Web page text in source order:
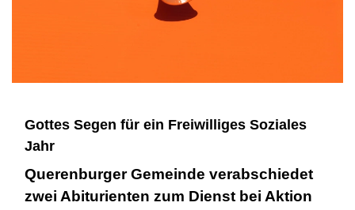
Gottes Segen für ein Freiwilliges Soziales
Jahr
Querenburger Gemeinde verabschiedet
zwei Abiturienten zum Dienst bei Aktion